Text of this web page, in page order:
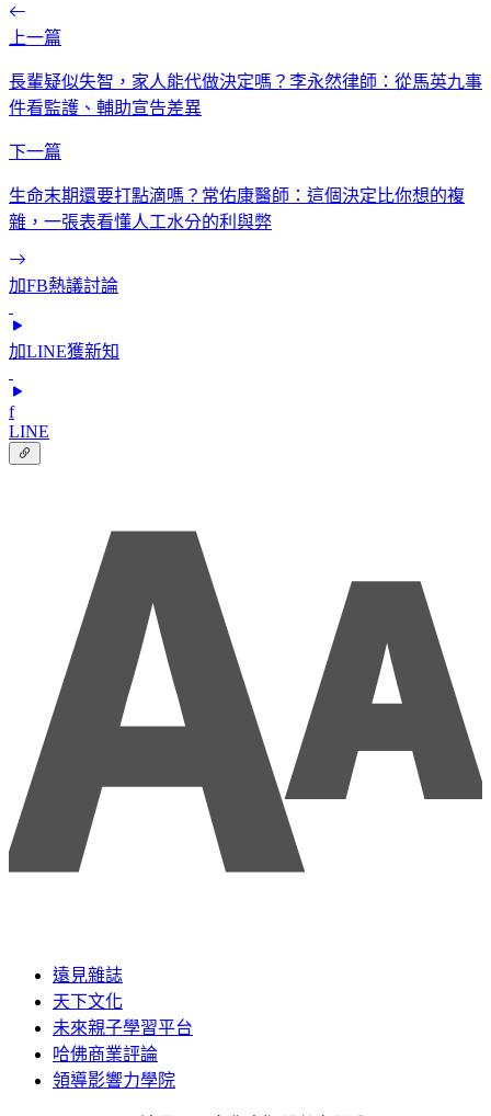
上一篇
長輩疑似失智，家人能代做決定嗎？李永然律師：從馬英九事
件看監護、輔助宣告差異
下一篇
生命末期還要打點滴嗎？常佑康醫師：這個決定比你想的複
雜，一張表看懂人工水分的利與弊
加FB熱議討論
加LINE獲新知
f
LINE
遠見雜誌
天下文化
未來親子學習平台
哈佛商業評論
領導影響力學院